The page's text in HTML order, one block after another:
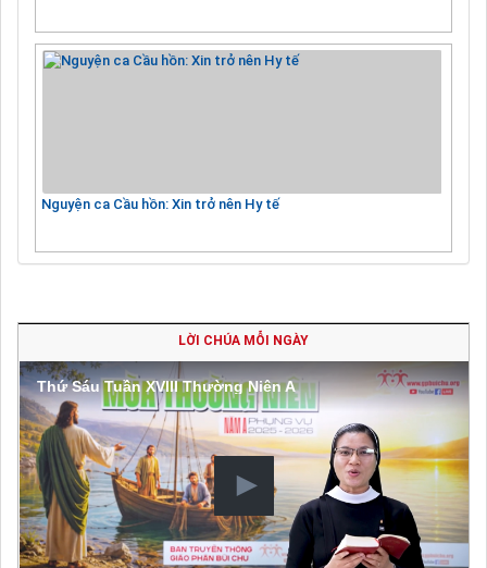
Nguyện ca Cầu hồn: Xin trở nên Hy tế
LỜI CHÚA MỖI NGÀY
Thứ Sáu Tuần XVIII Thường Niên A